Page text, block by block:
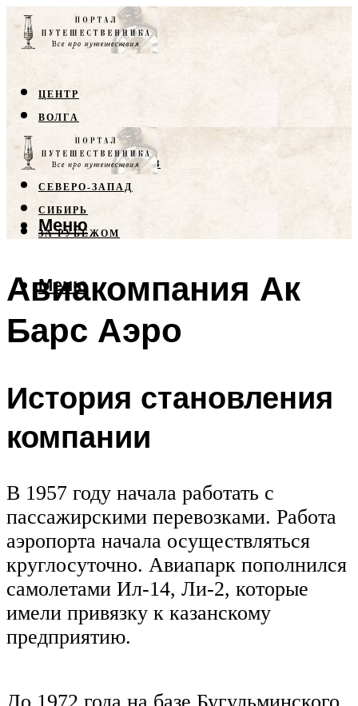
ЦЕНТР
ВОЛГА
КРЫМ
СЕВЕРНЫЙ КАВКАЗ
СЕВЕРО-ЗАПАД
СИБИРЬ
ЗА РУБЕЖОМ
Меню
Меню
Авиакомпания Ак
Барс Аэро
История становления
компании
В 1957 году начала работать с
пассажирскими перевозками. Работа
аэропорта начала осуществляться
круглосуточно. Авиапарк пополнился
самолетами Ил-14, Ли-2, которые
имели привязку к казанскому
предприятию.